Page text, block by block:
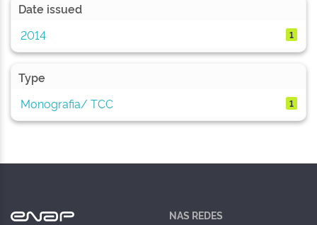
Date issued
2014
1
Type
Monografia/ TCC
1
NAS REDES